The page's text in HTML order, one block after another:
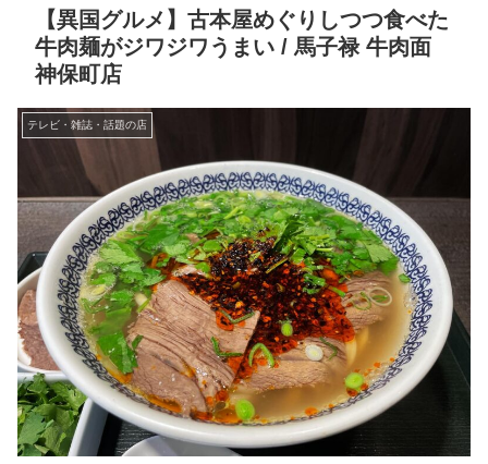
【異国グルメ】古本屋めぐりしつつ食べた
牛肉麺がジワジワうまい / 馬子禄 牛肉面
神保町店
テレビ・雑誌・話題の店